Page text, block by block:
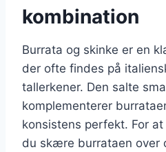
kombination
Burrata og skinke er en
der ofte findes på
tallerkener. Den salte
komplementerer
konsistens perfekt. For
du skære burrataen over